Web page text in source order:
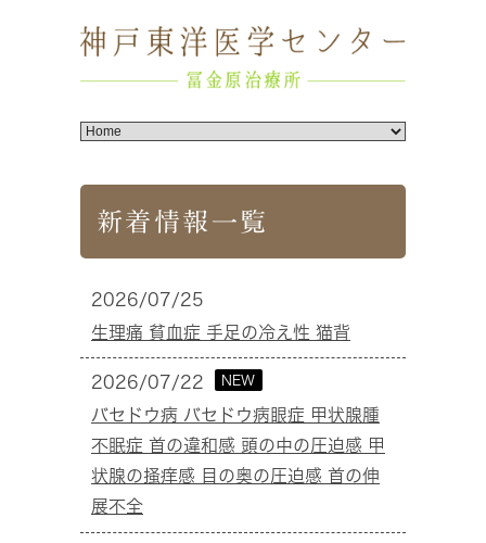
新着情報一覧
2026/07/25
生理痛 貧血症 手足の冷え性 猫背
2026/07/22 NEW
バセドウ病 バセドウ病眼症 甲状腺腫
不眠症 首の違和感 頭の中の圧迫感 甲
状腺の掻痒感 目の奥の圧迫感 首の伸
展不全